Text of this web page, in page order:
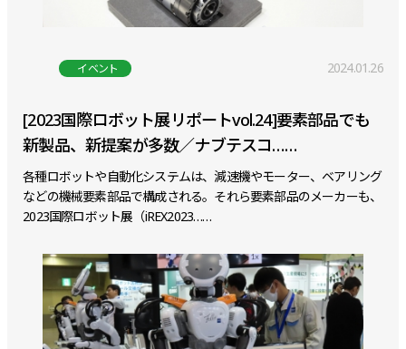
イベント 2024.01.26
[2023国際ロボット展リポートvol.24]要素部品でも
新製品、新提案が多数／ナブテスコ……
各種ロボットや自動化システムは、減速機やモーター、ベアリング
などの機械要素部品で構成される。それら要素部品のメーカーも、
2023国際ロボット展（iREX2023……